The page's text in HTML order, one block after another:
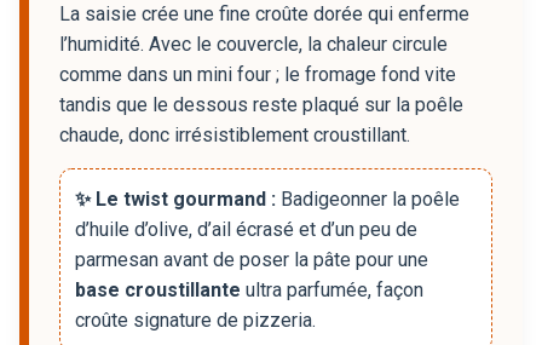
La saisie crée une fine croûte dorée qui enferme
l’humidité. Avec le couvercle, la chaleur circule
comme dans un mini four ; le fromage fond vite
tandis que le dessous reste plaqué sur la poêle
chaude, donc irrésistiblement croustillant.
✨ Le twist gourmand : Badigeonner la poêle
d’huile d’olive, d’ail écrasé et d’un peu de
parmesan avant de poser la pâte pour une
base croustillante ultra parfumée, façon
croûte signature de pizzeria.